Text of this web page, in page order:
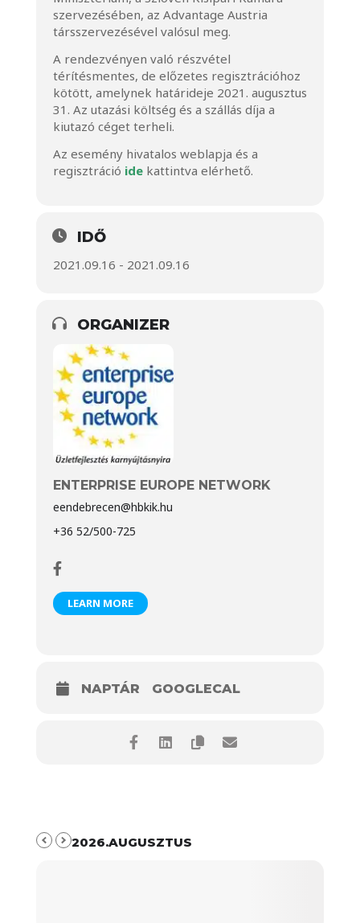
szervezésében, az Advantage Austria
társszervezésével valósul meg.
A rendezvényen való részvétel
térítésmentes, de előzetes regisztrációhoz
kötött, amelynek határideje 2021. augusztus
31. Az utazási költség és a szállás díja a
kiutazó céget terheli.
Az esemény hivatalos weblapja és a
regisztráció ide kattintva elérhető.
IDŐ
2021.09.16 - 2021.09.16
ORGANIZER
ENTERPRISE EUROPE NETWORK
eendebrecen@hbkik.hu
+36 52/500-725
LEARN MORE
NAPTÁR GOOGLECAL
2026.AUGUSZTUS